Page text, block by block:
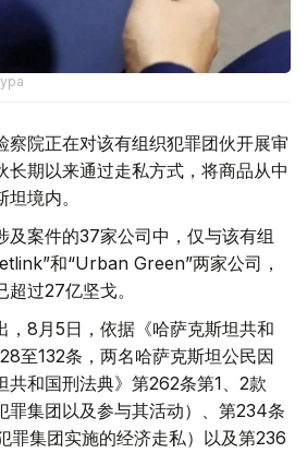
察院正在对该有组织犯罪团伙开展审
长期以来通过走私方式，将商品从中
境内。
及案件的37家公司中，仅与该有组
和“Urban Green”两家公司，
过27亿坚戈。
，8月5日，依据《哈萨克斯坦共和
至132条，两名哈萨克斯坦公民因
共和国刑法典》第262条第1、2款
罪集团以及参与其活动）、第234条
罪集团实施的经济走私）以及第236